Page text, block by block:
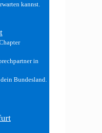
kannst.
in
Bundesland.